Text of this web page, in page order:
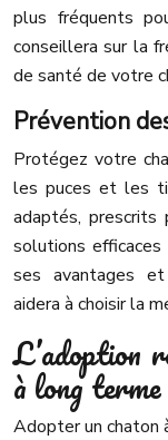
plus fréquents
conseillera sur la
de santé de votre
Prévention
Protégez votre
les puces et les
adaptés, prescrits
solutions efficaces
ses avantages et
aidera à choisir la
L’adoption
à long terme
Adopter un chaton